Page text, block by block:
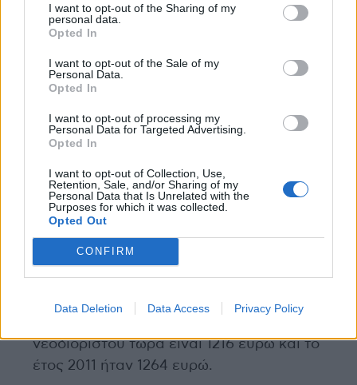
I want to opt-out of the Sharing of my
personal data.
Opted In
I want to opt-out of the Sale of my
Personal Data.
Opted In
I want to opt-out of processing my
Personal Data for Targeted Advertising.
Opted In
I want to opt-out of Collection, Use,
Retention, Sale, and/or Sharing of my
Personal Data that Is Unrelated with the
Purposes for which it was collected.
Opted Out
CONFIRM
Data Deletion Data Access Privacy Policy
μεγάλες αποστάσεις, με μεγάλη
επικινδυνότητα και έξοδα για τους γονείς
που πρέπει να τα ακολουθήσουν.
Οι μισθοί μας είναι ίσοι ή και μικρότεροι
λαμβάναμε 14 μισθούς και όχι 12 μισθούς το
έτος όπως τώρα. Ο μισθός νεοδιόριστου
Νοσηλευτή Πανεπιστημιακής εκπαίδευσης,
είναι 836 ευρώ και το έτος 2011 ήταν 803
ευρώ. Αντίστοιχα Βοηθός Νοσηλευτή ΔΕ ο
μισθός νεοδιόριστου τώρα είναι 736 ευρώ
και το έτος 2011 ήταν 757 ευρώ,
Τραυματιοφορέα ΥΕ ο μισθός νεοδιόριστου
τώρα είναι 684 ευρώ, το έτος 2011 ήταν 677
νεοδιόριστου τώρα είναι 1216 ευρώ και το
έτος 2011 ήταν 1264 ευρώ.